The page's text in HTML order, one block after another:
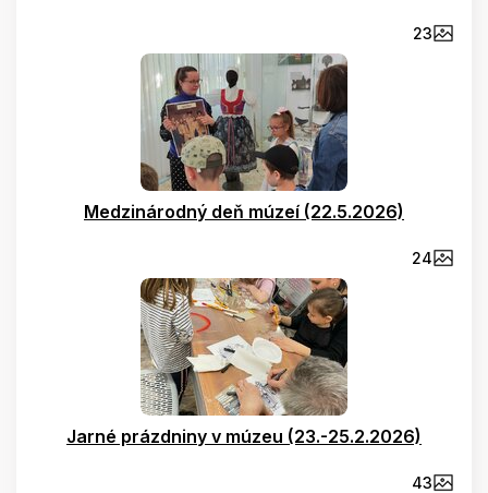
23
Medzinárodný deň múzeí (22.5.2026)
24
Jarné prázdniny v múzeu (23.-25.2.2026)
43